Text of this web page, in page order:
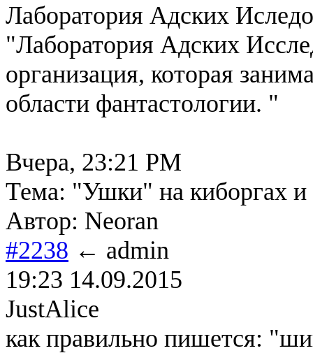
Лаборатория Адских
"Лаборатория Адских
организация, которая
области фантастологии. "
Вчера, 23:21 PM
Тема: "Ушки" на киборгах и
Автор: Neoran
#2238 ← admin
19:23 14.09.2015
JustAlice
как правильно пишется: